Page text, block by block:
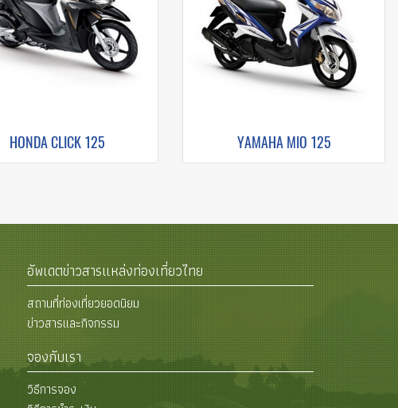
HONDA CLICK 125 YAMAHA MIO 125
อัพเดตข่าวสารแหล่งท่องเที่ยวไทย
สถานที่ท่องเที่ยวยอดนิยม
ข่าวสารและกิจกรรม
จองกับเรา
วิธีการจอง